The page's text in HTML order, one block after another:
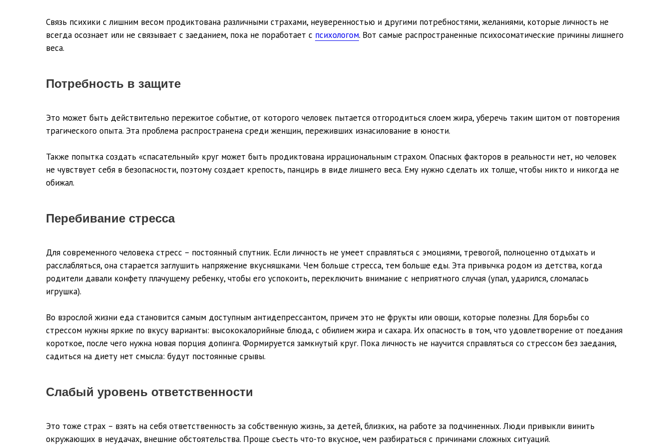
Связь психики с лишним весом продиктована различными страхами, неуверенностью и другими потребностями, желаниями, которые личность не
всегда осознает или не связывает с заеданием, пока не поработает с психологом. Вот самые распространенные психосоматические причины лишнего
веса.
Потребность в защите
Это может быть действительно пережитое событие, от которого человек пытается отгородиться слоем жира, уберечь таким щитом от повторения
трагического опыта. Эта проблема распространена среди женщин, переживших изнасилование в юности.
Также попытка создать «спасательный» круг может быть продиктована иррациональным страхом. Опасных факторов в реальности нет, но человек
не чувствует себя в безопасности, поэтому создает крепость, панцирь в виде лишнего веса. Ему нужно сделать их толще, чтобы никто и никогда не
обижал.
Перебивание стресса
Для современного человека стресс – постоянный спутник. Если личность не умеет справляться с эмоциями, тревогой, полноценно отдыхать и
расслабляться, она старается заглушить напряжение вкусняшками. Чем больше стресса, тем больше еды. Эта привычка родом из детства, когда
родители давали конфету плачущему ребенку, чтобы его успокоить, переключить внимание с неприятного случая (упал, ударился, сломалась
игрушка).
Во взрослой жизни еда становится самым доступным антидепрессантом, причем это не фрукты или овощи, которые полезны. Для борьбы со
стрессом нужны яркие по вкусу варианты: высококалорийные блюда, с обилием жира и сахара. Их опасность в том, что удовлетворение от поедания
короткое, после чего нужна новая порция допинга. Формируется замкнутый круг. Пока личность не научится справляться со стрессом без заедания,
садиться на диету нет смысла: будут постоянные срывы.
Слабый уровень ответственности
Это тоже страх – взять на себя ответственность за собственную жизнь, за детей, близких, на работе за подчиненных. Люди привыкли винить
окружающих в неудачах, внешние обстоятельства. Проще съесть что-то вкусное, чем разбираться с причинами сложных ситуаций.